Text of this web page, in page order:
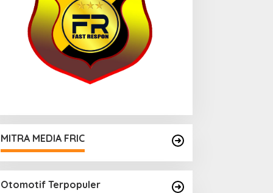
MITRA MEDIA FRIC
Otomotif Terpopuler